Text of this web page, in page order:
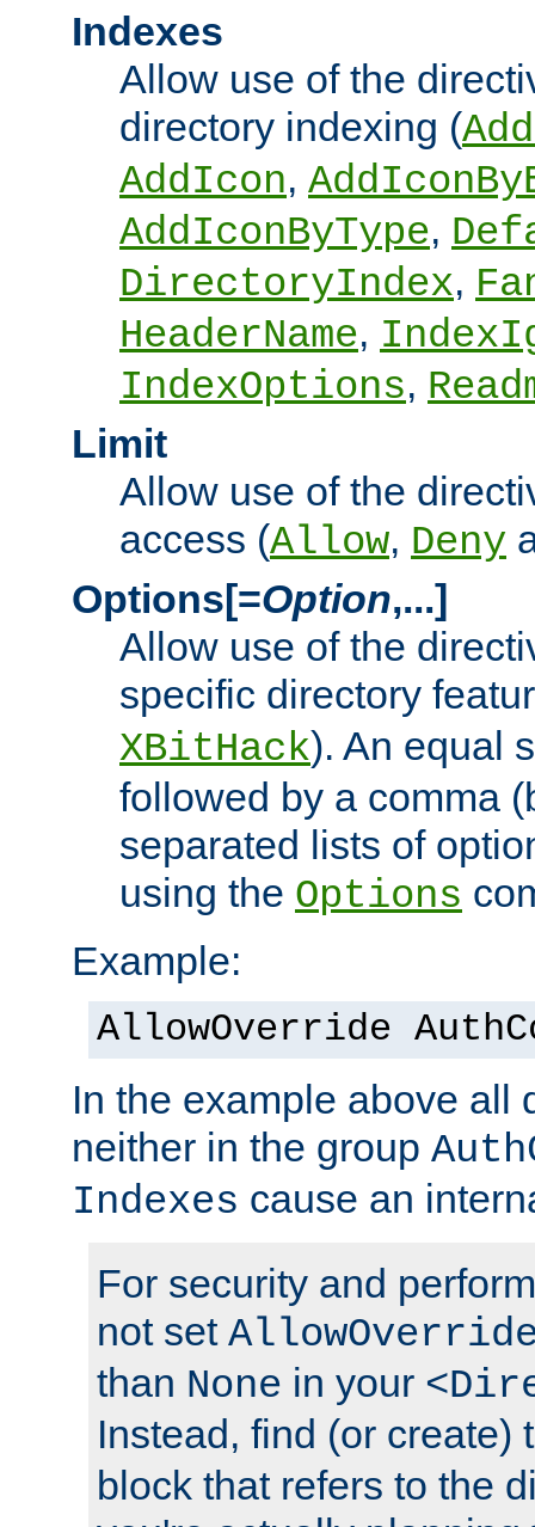
Indexes
Allow use of the
directory indexing (
AddIcon,
AddIconByType,
DirectoryIndex,
HeaderName,
IndexOptions,
Limit
Allow use of the
access (Allow, Deny
Options[=Option,...]
Allow use of the
specific directory
XBitHack). An equal
followed by a comma
separated lists of
using the Options
Example:
AllowOverride
In the example above all
neither in the group
Indexes cause an
For security and
not set
than None in your
Instead, find (or create)
block that refers to the